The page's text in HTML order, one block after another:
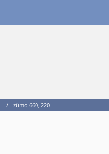
zûmo 660, 220